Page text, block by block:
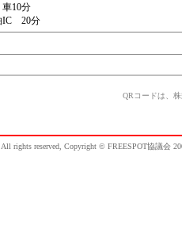
10分
IC 20分
QRコードは、
All rights reserved, Copyright © FREESPOT協議会